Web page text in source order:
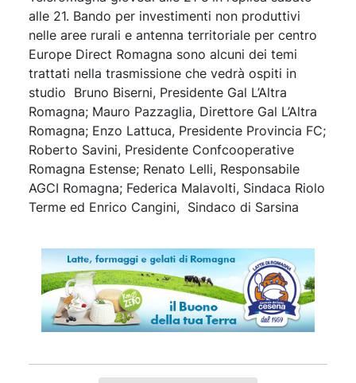
alle 21. Bando per investimenti non produttivi
nelle aree rurali e antenna territoriale per centro
Europe Direct Romagna sono alcuni dei temi
trattati nella trasmissione che vedrà ospiti in
studio Bruno Biserni, Presidente Gal L’Altra
Romagna; Mauro Pazzaglia, Direttore Gal L’Altra
Romagna; Enzo Lattuca, Presidente Provincia FC;
Roberto Savini, Presidente Confcooperative
Romagna Estense; Renato Lelli, Responsabile
AGCI Romagna; Federica Malavolti, Sindaca Riolo
Terme ed Enrico Cangini, Sindaco di Sarsina